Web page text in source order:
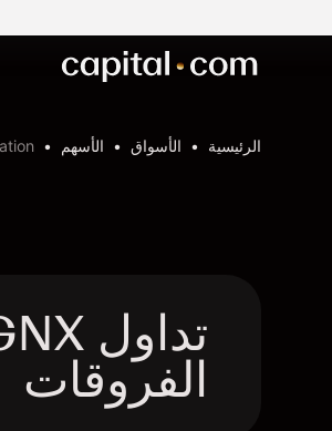
الرئيسية الأسواق الأسهم
الفروقات